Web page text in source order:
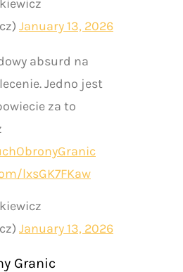
January 13, 2026
absurd na
Jedno jest
za to
lxsGK7FKaw
January 13, 2026
Granic